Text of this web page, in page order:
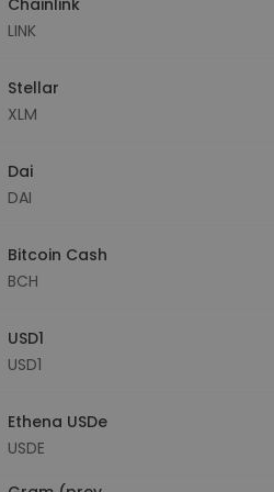
LINK
Stellar
XLM
Dai
DAI
Bitcoin Cash
BCH
USD1
USD1
Ethena USDe
USDE